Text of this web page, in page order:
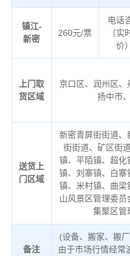
镇江-
新密
260元/票
电话
（实
价）
上门取
货区域
京口区、润州区、
扬中市
送货上
门区域
新密青屏街街道、
街街道、矿区街
镇、平陌镇、超化
镇、刘寨镇、白寨
镇、米村镇、曲梁
山风景区管理委员
集聚区管
备注
(设备、搬家、搬
由于市场行情经常